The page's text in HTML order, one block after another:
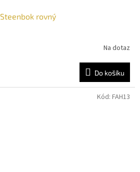
Steenbok rovný
Na dotaz
Do košíku
Kód: FAH13